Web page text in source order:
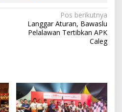
Pos berikutnya
Langgar Aturan, Bawaslu
Pelalawan Tertibkan APK
Caleg